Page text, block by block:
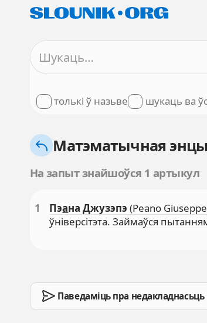
толькі ў назьве шукаць ва
Матэматычная
На запыт знайшоўся 1 артыкул
1 Пэана Джузэпэ (Peano
ўніверсітэта. Займаўся
Паведаміць пра недакладнасьць